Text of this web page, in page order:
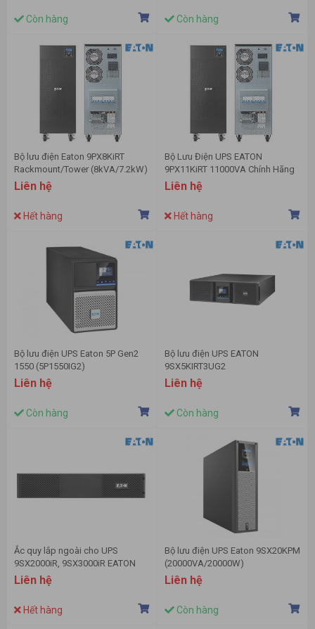
Còn hàng Còn hàng
Bộ lưu điện Eaton 9PX8KiRT
Rackmount/Tower (8kVA/7.2kW)
Liên hệ
Hết hàng
Bộ Lưu Điện UPS EATON
9PX11KiRT 11000VA Chính Hãng
Liên hệ
Hết hàng
Bộ lưu điện UPS Eaton 5P Gen2
1550 (5P1550IG2)
Liên hệ
Còn hàng
Bộ lưu điện UPS EATON
9SX5KIRT3UG2
Liên hệ
Còn hàng
Ắc quy lắp ngoài cho UPS
9SX2000iR, 9SX3000iR EATON
9SXEBM72R
Liên hệ
Hết hàng
Bộ lưu điện UPS Eaton 9SX20KPM
(20000VA/20000W)
Liên hệ
Còn hàng